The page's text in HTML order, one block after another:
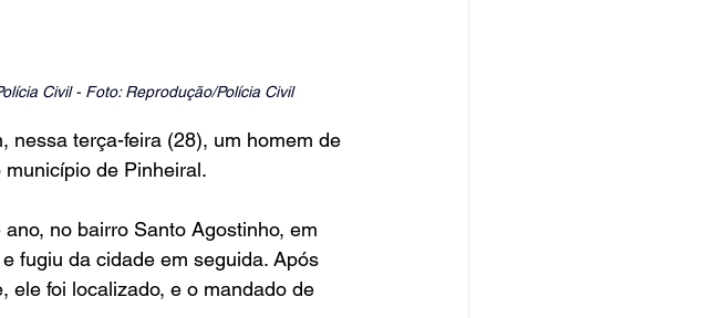
Civil - Foto: Reprodução/Polícia Civil
nessa terça-feira (28), um homem de
de Pinheiral.
no bairro Santo Agostinho, em
fugiu da cidade em seguida. Após
ele foi localizado, e o mandado de